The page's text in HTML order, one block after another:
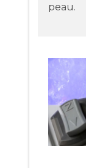
peau.